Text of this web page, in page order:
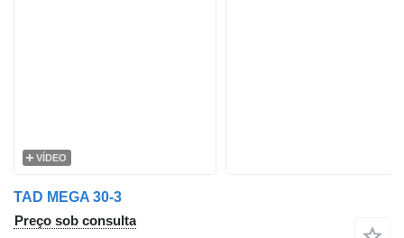
VÍDEO
TAD MEGA 30-3
Preço sob consulta